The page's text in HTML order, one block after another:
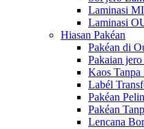
Laminasi
Laminasi
Hiasan Pakéan
Pakéan di
Pakaian
Kaos Tanpa
Labél
Pakéan
Pakéan
Lencana